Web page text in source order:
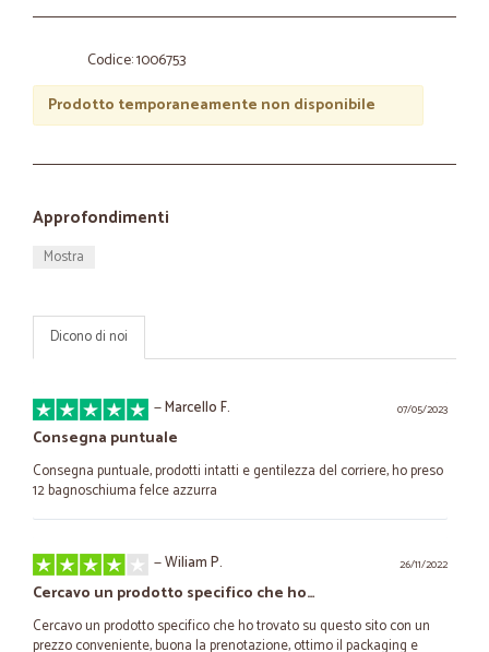
Codice: 1006753
Prodotto temporaneamente non disponibile
Approfondimenti
Mostra
Dicono di noi
07/05/2023
—Marcello F.
Consegna puntuale
Consegna puntuale, prodotti intatti e gentilezza del corriere, ho preso
12 bagnoschiuma felce azzurra
26/11/2022
—Wiliam P.
Cercavo un prodotto specifico che ho…
Cercavo un prodotto specifico che ho trovato su questo sito con un
prezzo conveniente, buona la prenotazione, ottimo il packaging e